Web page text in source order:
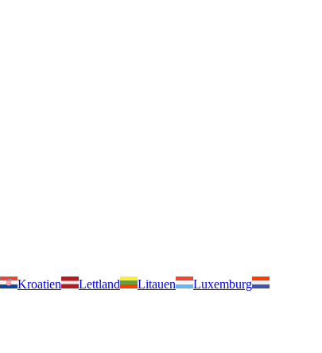
Kroatien Lettland Litauen
Luxemburg